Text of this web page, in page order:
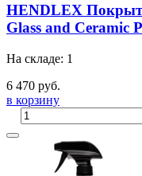
HENDLEX
Glass and Ceramic
На складе: 1
6 470 руб.
в корзину